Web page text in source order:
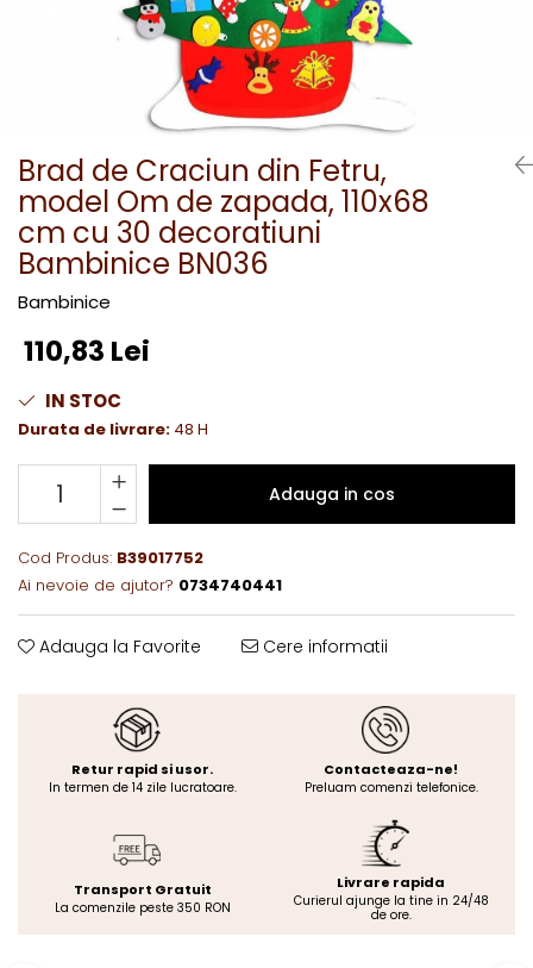
Brad de Craciun din Fetru,
model Om de zapada, 110x68
cm cu 30 decoratiuni
Bambinice BN036
Bambinice
110,83 Lei
IN STOC
Durata de livrare: 48 H
Adauga in cos
Cod Produs: B39017752
Ai nevoie de ajutor? 0734740441
Adauga la Favorite Cere informatii
Retur rapid si usor.
In termen de 14 zile lucratoare.
Contacteaza-ne!
Preluam comenzi telefonice.
Transport Gratuit
La comenzile peste 350 RON
Livrare rapida
Curierul ajunge la tine in 24/48
de ore.